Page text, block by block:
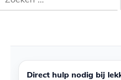
naar:
Direct hulp nodig bij